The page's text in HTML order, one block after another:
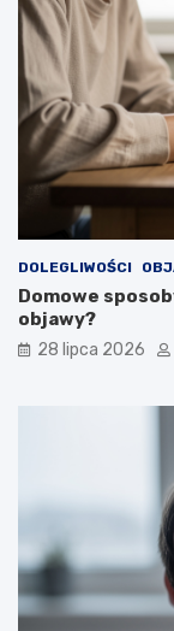
DOLEGLIWOŚCI
Domowe
objawy?
28 lipca 2026